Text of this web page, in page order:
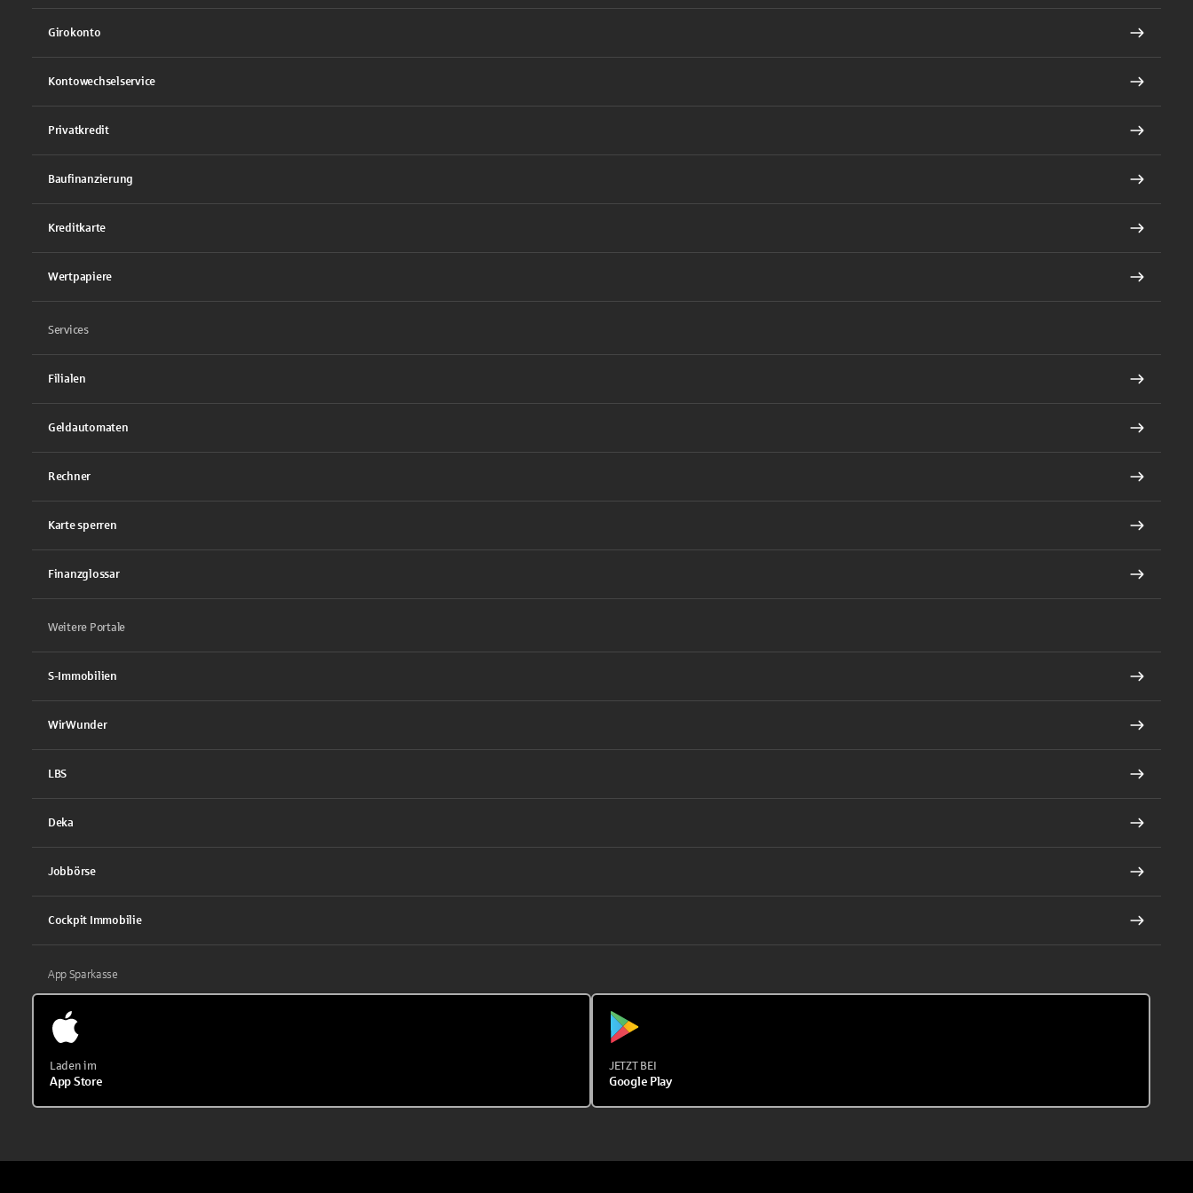
Girokonto
Kontowechselservice
Privatkredit
Baufinanzierung
Kreditkarte
Wertpapiere
Services
Filialen
Geldautomaten
Rechner
Karte sperren
Finanzglossar
Weitere Portale
S-Immobilien
WirWunder
LBS
Deka
Jobbörse
Cockpit Immobilie
App Sparkasse
Laden im
App Store
JETZT BEI
Google Play